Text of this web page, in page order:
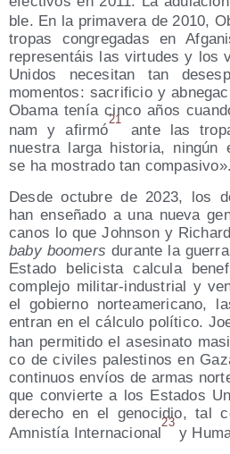
ble. En la pri­ma­ve­ra de 2010,
tro­pas con­gre­ga­das en
repre­sen­táis las vir­tu­des y los
Uni­dos nece­si­tan tan
momen­tos: sacri­fi­cio y
Oba­ma tenía cin­co años
nam y afir­mó
21
ante las
nues­tra lar­ga his­to­ria, nin­gún
se ha mos­tra­do tan compasivo».
Des­de octu­bre de 2023, los
han ense­ña­do a una nue­va
ca­nos lo que John­son y
baby boo­mers duran­te la
Esta­do beli­cis­ta cal­cu­la
com­ple­jo mili­tar-indus­trial y
el gobierno nor­te­ame­ri­cano,
entran en el cálcu­lo polí­ti­co.
han per­mi­ti­do el ase­si­na­to
co de civi­les pales­ti­nos en
con­ti­nuos envíos de armas
que con­vier­te a los Esta­dos
dere­cho en el geno­ci­dio, tal
Amnis­tía Inter­na­cio­nal
23
y